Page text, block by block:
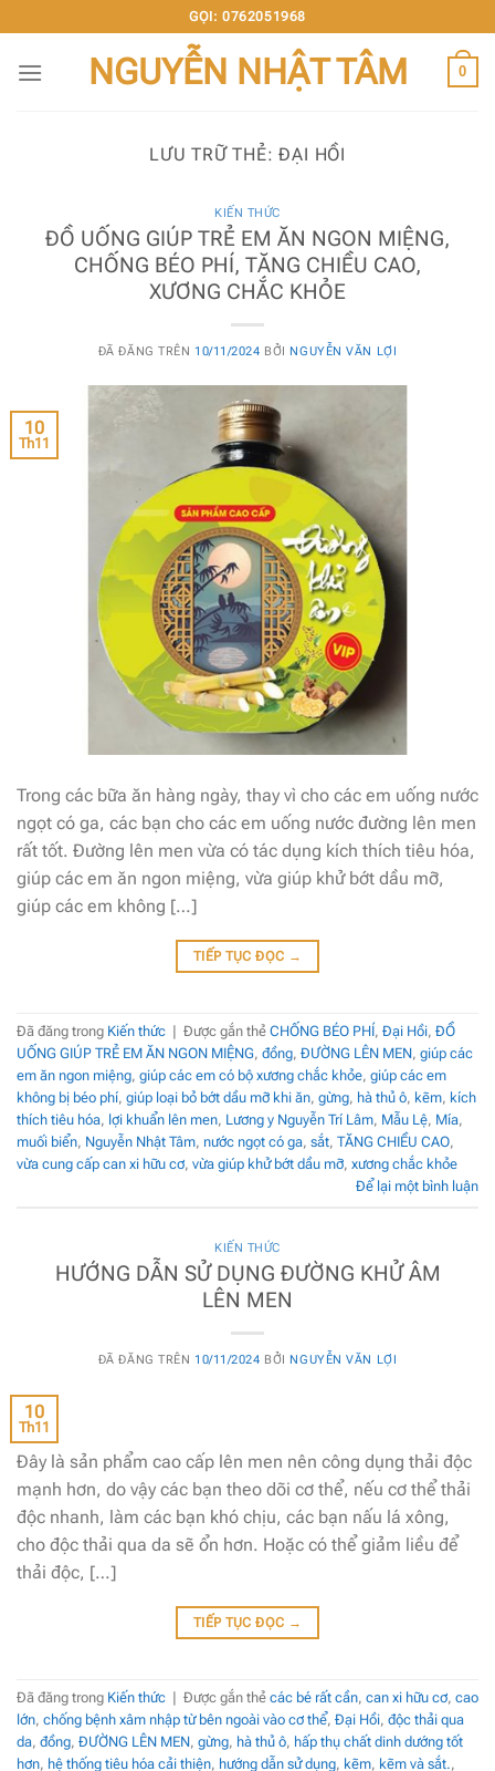
đến
nội
GỌI: 0762051968
NGUYỄN NHẬT TÂM 0
LƯU TRỮ THẺ:ĐẠI HỒI
KIẾN THỨC
ĐỒ UỐNG GIÚP TRẺ EM ĂN NGON MIỆNG,
CHỐNG BÉO PHÍ, TĂNG CHIỀU CAO,
XƯƠNG CHẮC KHỎE
ĐÃ ĐĂNG TRÊN 10/11/2024 BỞI NGUYỄN VĂN LỢI
10
Th11
Trong các bữa ăn hàng ngày, thay vì cho các em uống nước
ngọt có ga, các bạn cho các em uống nước đường lên men
rất tốt. Đường lên men vừa có tác dụng kích thích tiêu hóa,
giúp các em ăn ngon miệng, vừa giúp khử bớt dầu mỡ,
giúp các em không […]
TIẾP TỤC ĐỌC →
Đã đăng trong Kiến thức Được gắn thẻ CHỐNG BÉO PHÍ, Đại Hồi, ĐỒ
UỐNG GIÚP TRẺ EM ĂN NGON MIỆNG, đồng, ĐƯỜNG LÊN MEN, giúp các
em ăn ngon miệng, giúp các em có bộ xương chắc khỏe, giúp các em
không bị béo phí, giúp loại bỏ bớt dầu mỡ khi ăn, gừng, hà thủ ô, kẽm, kích
thích tiêu hóa, lợi khuẩn lên men, Lương y Nguyễn Trí Lâm, Mẫu Lệ, Mía,
muối biển, Nguyễn Nhật Tâm, nước ngọt có ga, sắt, TĂNG CHIỀU CAO,
vừa cung cấp can xi hữu cơ, vừa giúp khử bớt dầu mỡ, xương chắc khỏe
Để lại một bình luận
KIẾN THỨC
HƯỚNG DẪN SỬ DỤNG ĐƯỜNG KHỬ ÂM
LÊN MEN
ĐÃ ĐĂNG TRÊN 10/11/2024 BỞI NGUYỄN VĂN LỢI
10
Th11
Đây là sản phẩm cao cấp lên men nên công dụng thải độc
mạnh hơn, do vậy các bạn theo dõi cơ thể, nếu cơ thể thải
độc nhanh, làm các bạn khó chịu, các bạn nấu lá xông,
cho độc thải qua da sẽ ổn hơn. Hoặc có thể giảm liều để
thải độc, […]
TIẾP TỤC ĐỌC →
Đã đăng trong Kiến thức Được gắn thẻ các bé rất cần, can xi hữu cơ, cao
lớn, chống bệnh xâm nhập từ bên ngoài vào cơ thể, Đại Hồi, độc thải qua
da, đồng, ĐƯỜNG LÊN MEN, gừng, hà thủ ô, hấp thụ chất dinh dướng tốt
hơn, hệ thống tiêu hóa cải thiện, hướng dẫn sử dụng, kẽm, kẽm và sắt.,